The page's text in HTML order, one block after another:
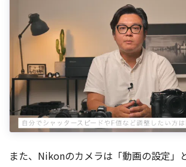
また、Nikonのカメラは「動画の設定」